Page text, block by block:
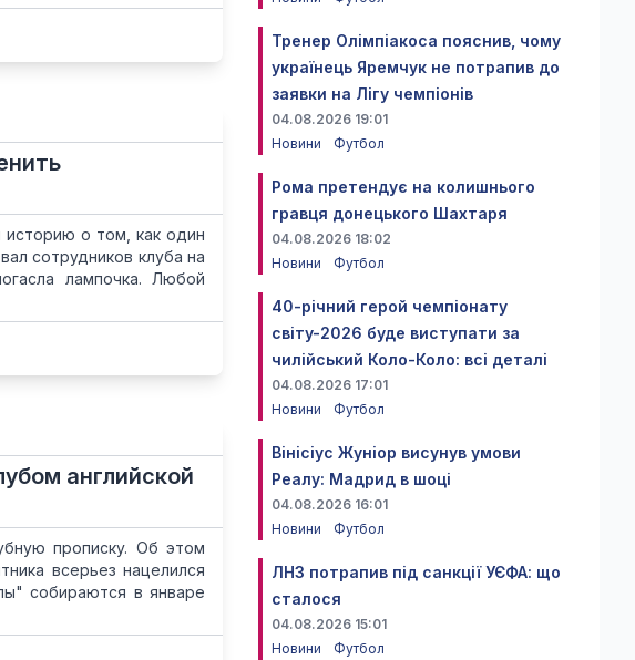
о том, как один
сотрудников клуба на
лампочка. Любой
английской
прописку. Об этом
всерьез нацелился
собираются в январе
Тренер Олімпіакоса пояснив, чому
українець Яремчук не потрапив до
заявки на Лігу чемпіонів
04.08.2026 19:01
Новини
Футбол
Рома претендує на колишнього
гравця донецького Шахтаря
04.08.2026 18:02
Новини
Футбол
40-річний герой чемпіонату
світу-2026 буде виступати за
чилійський Коло-Коло: всі деталі
04.08.2026 17:01
Новини
Футбол
Вінісіус Жуніор висунув умови
Реалу: Мадрид в шоці
04.08.2026 16:01
Новини
Футбол
ЛНЗ потрапив під санкції УЄФА: що
сталося
04.08.2026 15:01
Новини
Футбол